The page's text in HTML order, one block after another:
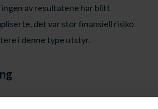
av resultatene har blitt
det var stor finansiell risiko
i denne type utstyr.